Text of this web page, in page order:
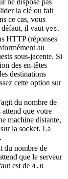
la clé ou fait
ce cas, vous
défaut, il vaut yes.
HTTP (réponses
au
sous-jacente. Si
des en-têtes
destinations
cette option sur
du nombre de
attend que votre
machine distante,
sur la socket. La
du nombre de
que le serveur
est de 4.0